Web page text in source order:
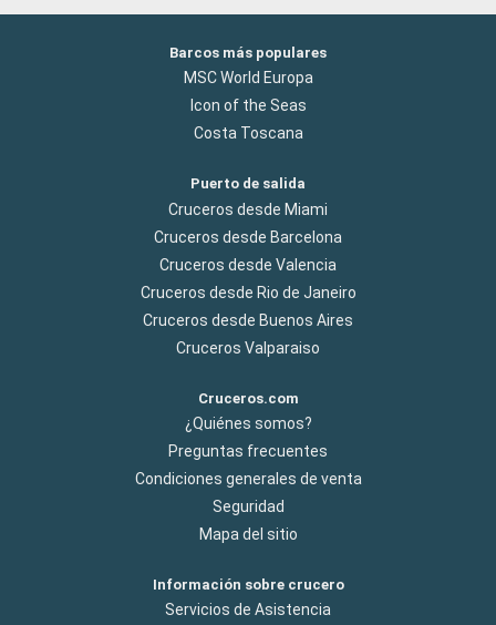
Barcos más populares
MSC World Europa
Icon of the Seas
Costa Toscana
Puerto de salida
Cruceros desde Miami
Cruceros desde Barcelona
Cruceros desde Valencia
Cruceros desde Rio de Janeiro
Cruceros desde Buenos Aires
Cruceros Valparaiso
Cruceros.com
¿Quiénes somos?
Preguntas frecuentes
Condiciones generales de venta
Seguridad
Mapa del sitio
Información sobre crucero
Servicios de Asistencia